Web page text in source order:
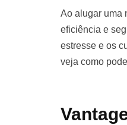
Ao alugar uma
eficiência e
estresse e os
veja como